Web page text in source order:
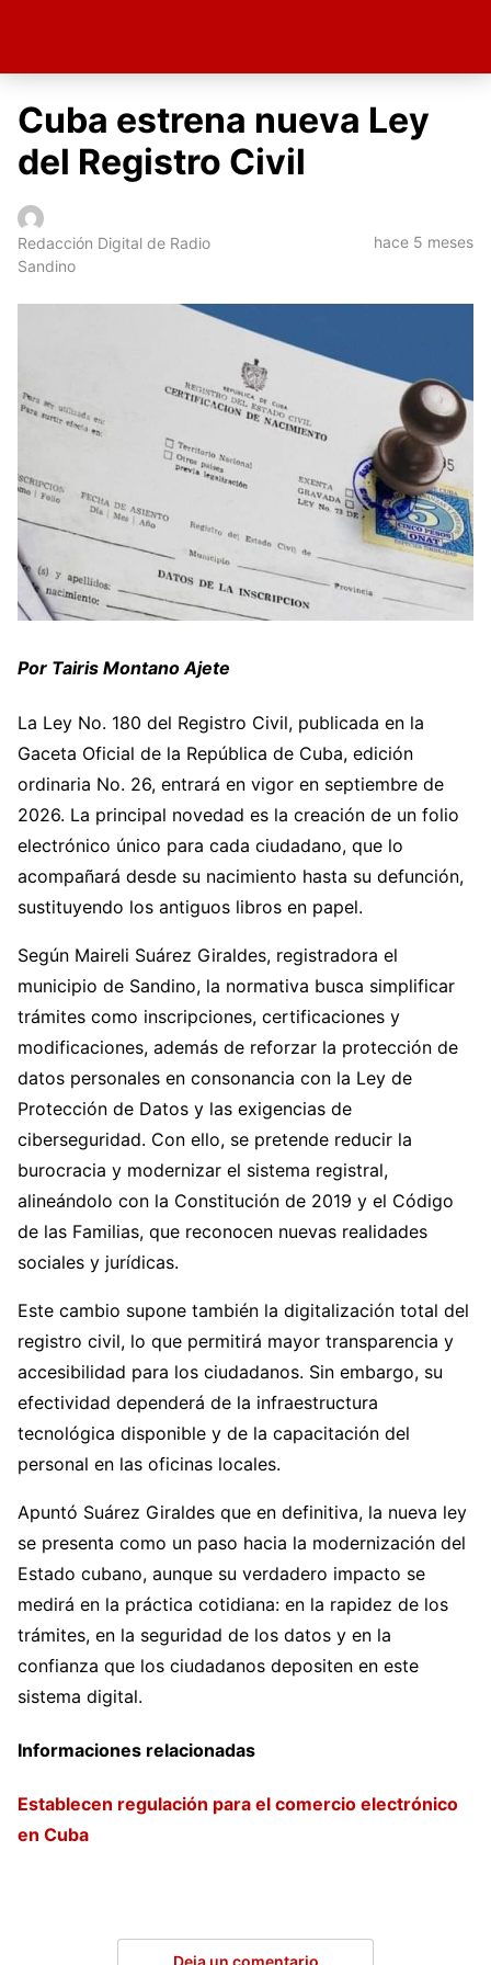
Cuba estrena nueva Ley
del Registro Civil
Redacción Digital de Radio
Sandino
hace 5 meses
Por Tairis Montano Ajete
La Ley No. 180 del Registro Civil, publicada en la
Gaceta Oficial de la República de Cuba, edición
ordinaria No. 26, entrará en vigor en septiembre de
2026. La principal novedad es la creación de un folio
electrónico único para cada ciudadano, que lo
acompañará desde su nacimiento hasta su defunción,
sustituyendo los antiguos libros en papel.
Según Maireli Suárez Giraldes, registradora el
municipio de Sandino, la normativa busca simplificar
trámites como inscripciones, certificaciones y
modificaciones, además de reforzar la protección de
datos personales en consonancia con la Ley de
Protección de Datos y las exigencias de
ciberseguridad. Con ello, se pretende reducir la
burocracia y modernizar el sistema registral,
alineándolo con la Constitución de 2019 y el Código
de las Familias, que reconocen nuevas realidades
sociales y jurídicas.
Este cambio supone también la digitalización total del
registro civil, lo que permitirá mayor transparencia y
accesibilidad para los ciudadanos. Sin embargo, su
efectividad dependerá de la infraestructura
tecnológica disponible y de la capacitación del
personal en las oficinas locales.
Apuntó Suárez Giraldes que en definitiva, la nueva ley
se presenta como un paso hacia la modernización del
Estado cubano, aunque su verdadero impacto se
medirá en la práctica cotidiana: en la rapidez de los
trámites, en la seguridad de los datos y en la
confianza que los ciudadanos depositen en este
sistema digital.
Informaciones relacionadas
Establecen regulación para el comercio electrónico
en Cuba
Deja un comentario